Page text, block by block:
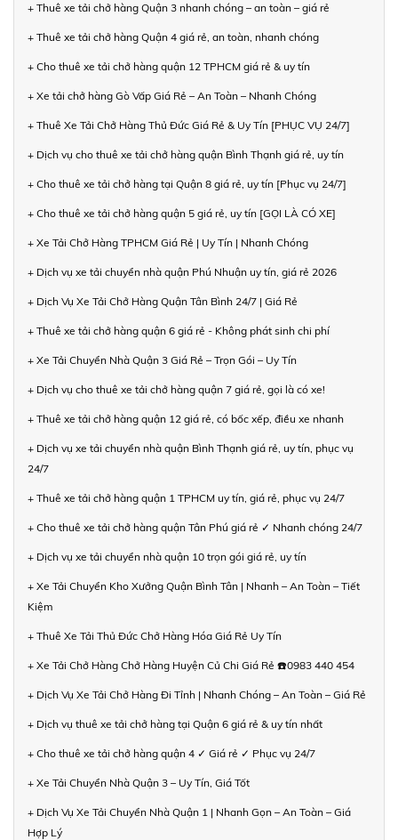
+ Thuê xe tải chở hàng Quận 3 nhanh chóng – an toàn – giá rẻ
+ Thuê xe tải chở hàng Quận 4 giá rẻ, an toàn, nhanh chóng
+ Cho thuê xe tải chở hàng quận 12 TPHCM giá rẻ & uy tín
+ Xe tải chở hàng Gò Vấp Giá Rẻ – An Toàn – Nhanh Chóng
+ Thuê Xe Tải Chở Hàng Thủ Đức Giá Rẻ & Uy Tín [PHỤC VỤ 24/7]
+ Dịch vụ cho thuê xe tải chở hàng quận Bình Thạnh giá rẻ, uy tín
+ Cho thuê xe tải chở hàng tại Quận 8 giá rẻ, uy tín [Phục vụ 24/7]
+ Cho thuê xe tải chở hàng quận 5 giá rẻ, uy tín [GỌI LÀ CÓ XE]
+ Xe Tải Chở Hàng TPHCM Giá Rẻ | Uy Tín | Nhanh Chóng
+ Dịch vụ xe tải chuyển nhà quận Phú Nhuận uy tín, giá rẻ 2026
+ Dịch Vụ Xe Tải Chở Hàng Quận Tân Bình 24/7 | Giá Rẻ
+ Thuê xe tải chở hàng quận 6 giá rẻ - Không phát sinh chi phí
+ Xe Tải Chuyển Nhà Quận 3 Giá Rẻ – Trọn Gói – Uy Tín
+ Dịch vụ cho thuê xe tải chở hàng quận 7 giá rẻ, gọi là có xe!
+ Thuê xe tải chở hàng quận 12 giá rẻ, có bốc xếp, điều xe nhanh
+ Dịch vụ xe tải chuyển nhà quận Bình Thạnh giá rẻ, uy tín, phục vụ
24/7
+ Thuê xe tải chở hàng quận 1 TPHCM uy tín, giá rẻ, phục vụ 24/7
+ Cho thuê xe tải chở hàng quận Tân Phú giá rẻ ✓ Nhanh chóng 24/7
+ Dịch vụ xe tải chuyển nhà quận 10 trọn gói giá rẻ, uy tín
+ Xe Tải Chuyển Kho Xưởng Quận Bình Tân | Nhanh – An Toàn – Tiết
Kiệm
+ Thuê Xe Tải Thủ Đức Chở Hàng Hóa Giá Rẻ Uy Tín
+ Xe Tải Chở Hàng Chở Hàng Huyện Củ Chi Giá Rẻ ☎️0983 440 454
+ Dịch Vụ Xe Tải Chở Hàng Đi Tỉnh | Nhanh Chóng – An Toàn – Giá Rẻ
+ Dịch vụ thuê xe tải chở hàng tại Quận 6 giá rẻ & uy tín nhất
+ Cho thuê xe tải chở hàng quận 4 ✓ Giá rẻ ✓ Phục vụ 24/7
+ Xe Tải Chuyển Nhà Quận 3 – Uy Tín, Giá Tốt
+ Dịch Vụ Xe Tải Chuyển Nhà Quận 1 | Nhanh Gọn – An Toàn – Giá
Hợp Lý